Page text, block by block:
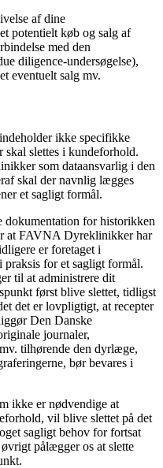
af dine
potentielt køb og salg af
med den
diligence-undersøgelse),
eventuelt salg mv.
ikke specifikke
skal slettes i kundeforhold.
som dataansvarlig i den
skal der navnlig lægges
et sagligt formål.
dokumentation for historikken
at FAVNA Dyreklinikker har
er foretaget i
praksis for et sagligt formål.
til at administrere dit
først blive slettet, tidligst
det er lovpligtigt, at recepter
Den Danske
journaler,
tilhørende den dyrlæge,
bør bevares i
ikke er nødvendige at
vil blive slettet på det
sagligt behov for fortsat
pålægger os at slette